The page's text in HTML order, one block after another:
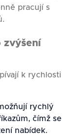
pracují s
zvýšení
k rychlosti
rychlý
čímž se
nabídek.